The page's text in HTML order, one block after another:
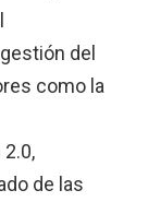
del
como la
de las